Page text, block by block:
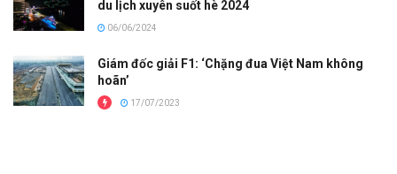
du lịch xuyên suốt hè 2024
06/06/2024
Giám đốc giải F1: ‘Chặng đua Việt Nam không
hoãn’
17/07/2023